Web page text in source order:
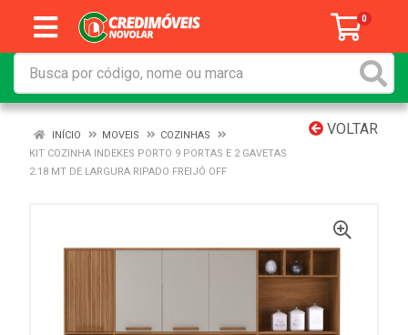
0
VOLTAR
INÍCIO MOVEIS
COZINHAS
KIT COZINHA INDEKES PORTO 9 PORTAS E 2 GAVETAS
2.18 MT DE LARGURA RIPADO FREIJÓ OFF